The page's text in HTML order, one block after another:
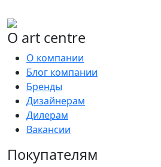
О art centre
О компании
Блог компании
Бренды
Дизайнерам
Дилерам
Вакансии
Покупателям